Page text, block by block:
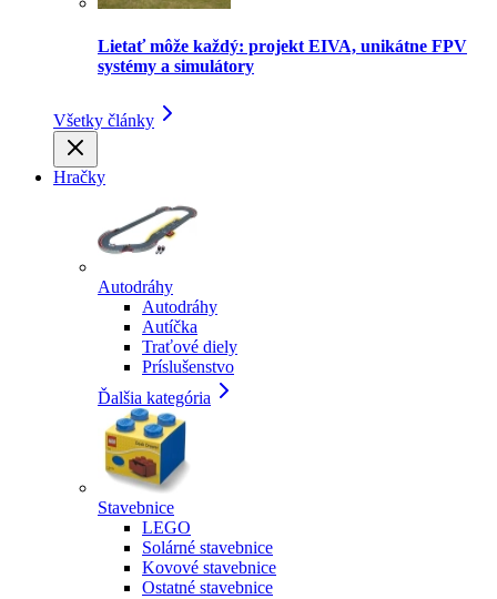
Lietať môže každý: projekt EIVA, unikátne FPV
systémy a simulátory
Všetky články
Hračky
Autodráhy
Autodráhy
Autíčka
Traťové diely
Príslušenstvo
Ďalšia kategória
Stavebnice
LEGO
Solárné stavebnice
Kovové stavebnice
Ostatné stavebnice